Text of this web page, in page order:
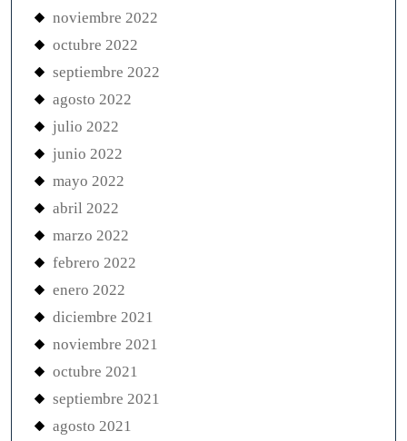
noviembre 2022
octubre 2022
septiembre 2022
agosto 2022
julio 2022
junio 2022
mayo 2022
abril 2022
marzo 2022
febrero 2022
enero 2022
diciembre 2021
noviembre 2021
octubre 2021
septiembre 2021
agosto 2021